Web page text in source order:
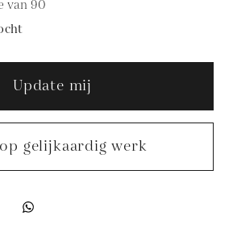
van 90
Update mij
gelijkaardig werk